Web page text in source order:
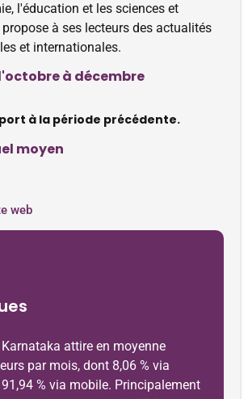
l'éducation et les sciences et
à ses lecteurs des actualités
et internationales.
à décembre
à la période précédente.
moyen
web
attire en moyenne
par mois, dont 8,06 % via
% via mobile. Principalement